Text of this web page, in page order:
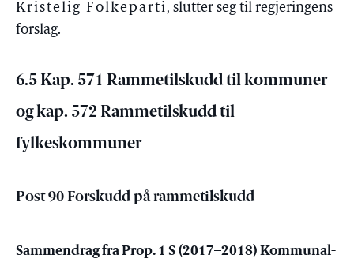
Kristelig Folkeparti, slutter seg til regjeringens
forslag.
6.5 Kap. 571 Rammetilskudd til kommuner
og kap. 572 Rammetilskudd til
fylkeskommuner
Post 90 Forskudd på rammetilskudd
Sammendrag fra Prop. 1 S (2017–2018) Kommunal-